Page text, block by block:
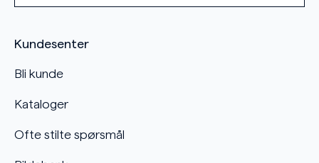
Kundesenter
Bli kunde
Kataloger
Ofte stilte spørsmål